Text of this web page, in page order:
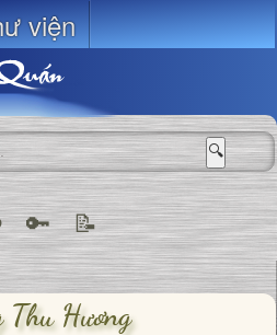
viện
🔍
🔑 📝
Thu Hương